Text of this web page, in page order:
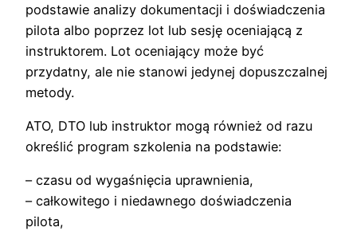
podstawie analizy dokumentacji i doświadczenia
pilota albo poprzez lot lub sesję oceniającą z
instruktorem. Lot oceniający może być
przydatny, ale nie stanowi jedynej dopuszczalnej
metody.
ATO, DTO lub instruktor mogą również od razu
określić program szkolenia na podstawie:
– czasu od wygaśnięcia uprawnienia,
– całkowitego i niedawnego doświadczenia
pilota,